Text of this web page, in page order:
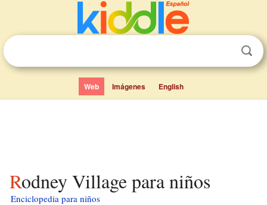
Web Imágenes English
Rodney Village para niños
Enciclopedia para niños